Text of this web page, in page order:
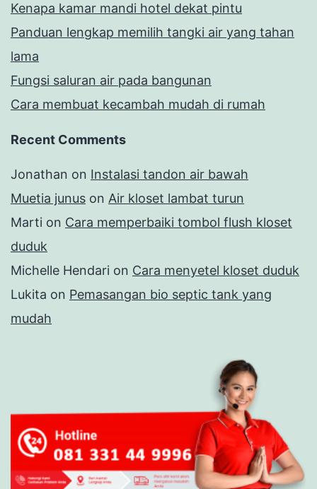
Kenapa kamar mandi hotel dekat pintu
Panduan lengkap memilih tangki air yang tahan
lama
Fungsi saluran air pada bangunan
Cara membuat kecambah mudah di rumah
Recent Comments
Jonathan on Instalasi tandon air bawah
Muetia junus on Air kloset lambat turun
Marti on Cara memperbaiki tombol flush kloset
duduk
Michelle Hendari on Cara menyetel kloset duduk
Lukita on Pemasangan bio septic tank yang
mudah